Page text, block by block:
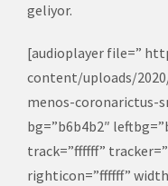
geliyor.
[audioplayer file=”
content/uploads/
menos-coronarictus-
bg=”b6b4b2″
track=”ffffff”
righticon=”ffffff”